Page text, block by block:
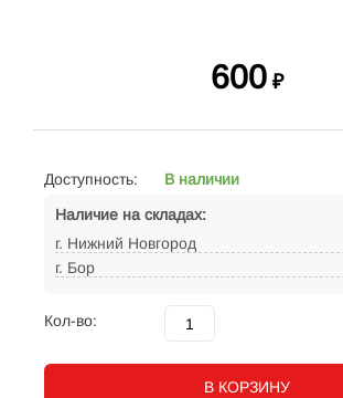
600 ₽
Доступность:
В наличии
Наличие на складах:
г. Нижний Новгород
г. Бор
Кол-во:
В КОРЗИНУ